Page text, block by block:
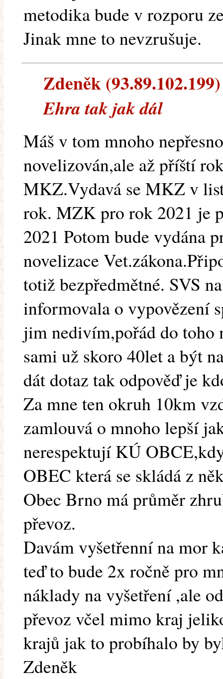
metodika bude v rozporu
Jinak mne to nevzrušuje.
Zdeněk
Ehra tak jak dál
Máš v tom mnoho
novelizován,ale až příští
MKZ.Vydavá se MKZ v
rok. MZK pro rok 2021 je
2021 Potom bude vydána
novelizace
totiž bezpředmětné. SVS
informovala o vypovězení
jim nedivím,pořád do toho
sami už skoro 40let a být
dát dotaz tak odpověď je
Za mne ten okruh 10km
zamlouvá o mnoho lepší
nerespektují KÚ
OBEC která se skládá z
Obec Brno má průměr
převoz.
Davám vyšetřenní na mor
teď to bude 2x ročně pro
náklady na vyšetření ,ale
převoz včel mimo kraj
krajů jak to probíhalo by
Zdeněk